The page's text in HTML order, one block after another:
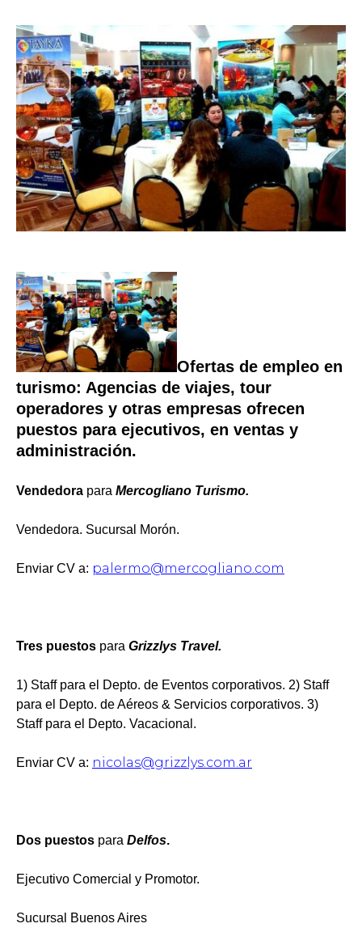
Ofertas de empleo en
turismo: Agencias de viajes, tour
operadores y otras empresas ofrecen
puestos para ejecutivos, en ventas y
administración.
Vendedora para Mercogliano Turismo.
Vendedora. Sucursal Morón.
Enviar CV a: palermo@mercogliano.com
Tres puestos para Grizzlys Travel.
1) Staff para el Depto. de Eventos corporativos. 2) Staff
para el Depto. de Aéreos & Servicios corporativos. 3)
Staff para el Depto. Vacacional.
Enviar CV a: nicolas@grizzlys.com.ar
Dos puestos para Delfos.
Ejecutivo Comercial y Promotor.
Sucursal Buenos Aires